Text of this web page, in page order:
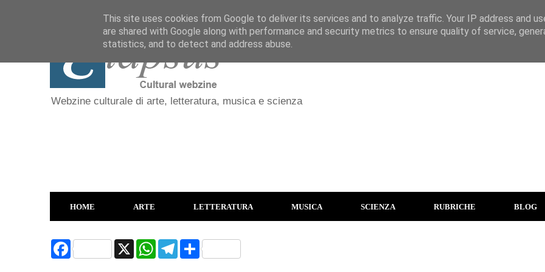
Webzine culturale di arte, letteratura, musica e scienza
HOME ARTE LETTERATURA MUSICA SCIENZA RUBRICHE BLOG
F
a
X
W
T
S
h
This site uses cookies from Google to deliver its services and to analyze traffic. Your IP address and
are shared with Google along with performance and security metrics to ensure quality of service,
statistics, and to detect and address abuse.